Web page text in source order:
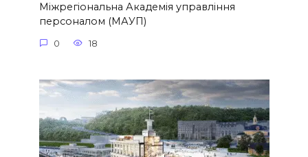
Міжрегіональна Академія управління
персоналом (МАУП)
0 18